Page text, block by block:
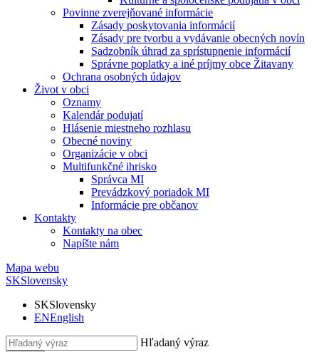
Povinne zverejňované informácie
Zásady poskytovania informácií
Zásady pre tvorbu a vydávanie obecných novín
Sadzobník úhrad za sprístupnenie informácií
Správne poplatky a iné príjmy obce Žitavany
Ochrana osobných údajov
Život v obci
Oznamy
Kalendár podujatí
Hlásenie miestneho rozhlasu
Obecné noviny
Organizácie v obci
Multifunkčné ihrisko
Správca MI
Prevádzkový poriadok MI
Informácie pre občanov
Kontakty
Kontakty na obec
Napíšte nám
Mapa webu
SKSlovensky
SKSlovensky
ENEnglish
Hľadaný výraz